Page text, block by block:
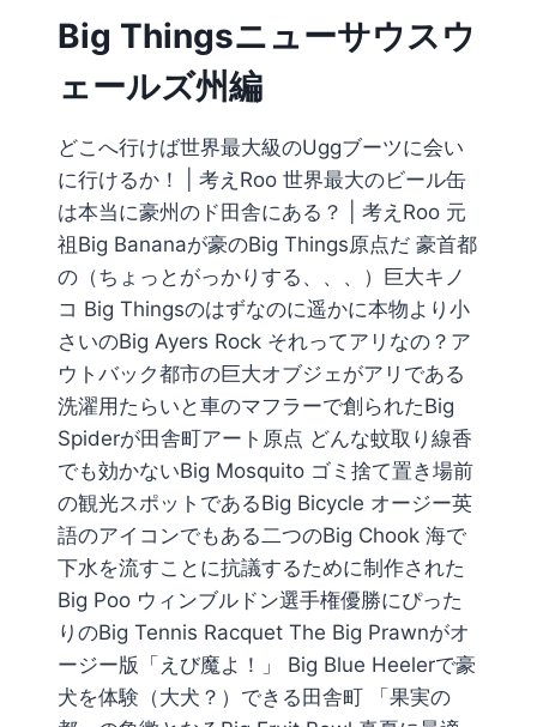
Big Thingsニューサウスウ
ェールズ州編
どこへ行けば世界最大級のUggブーツに会い
に行けるか！ | 考えRoo 世界最大のビール缶
は本当に豪州のド田舎にある？ | 考えRoo 元
祖Big Bananaが豪のBig Things原点だ 豪首都
の（ちょっとがっかりする、、、）巨大キノ
コ Big Thingsのはずなのに遥かに本物より小
さいのBig Ayers Rock それってアリなの？ア
ウトバック都市の巨大オブジェがアリである
洗濯用たらいと車のマフラーで創られたBig
Spiderが田舎町アート原点 どんな蚊取り線香
でも効かないBig Mosquito ゴミ捨て置き場前
の観光スポットであるBig Bicycle オージー英
語のアイコンでもある二つのBig Chook 海で
下水を流すことに抗議するために制作された
Big Poo ウィンブルドン選手権優勝にぴった
りのBig Tennis Racquet The Big Prawnがオ
ージー版「えび魔よ！」 Big Blue Heelerで豪
犬を体験（大犬？）できる田舎町 「果実の